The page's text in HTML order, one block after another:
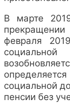
В марте
февраля
социальной
пенсии без